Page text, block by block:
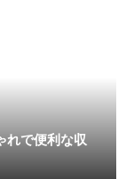
れで便利な収